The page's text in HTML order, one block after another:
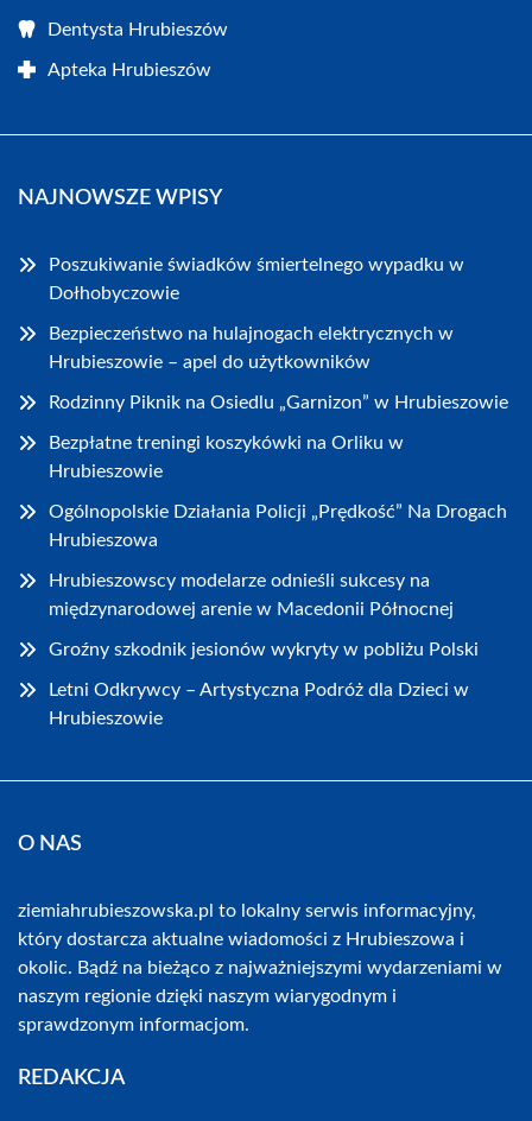
Dentysta Hrubieszów
Apteka Hrubieszów
NAJNOWSZE WPISY
Poszukiwanie świadków śmiertelnego wypadku w
Dołhobyczowie
Bezpieczeństwo na hulajnogach elektrycznych w
Hrubieszowie – apel do użytkowników
Rodzinny Piknik na Osiedlu „Garnizon” w Hrubieszowie
Bezpłatne treningi koszykówki na Orliku w
Hrubieszowie
Ogólnopolskie Działania Policji „Prędkość” Na Drogach
Hrubieszowa
Hrubieszowscy modelarze odnieśli sukcesy na
międzynarodowej arenie w Macedonii Północnej
Groźny szkodnik jesionów wykryty w pobliżu Polski
Letni Odkrywcy – Artystyczna Podróż dla Dzieci w
Hrubieszowie
O NAS
ziemiahrubieszowska.pl to lokalny serwis informacyjny,
który dostarcza aktualne wiadomości z Hrubieszowa i
okolic. Bądź na bieżąco z najważniejszymi wydarzeniami w
naszym regionie dzięki naszym wiarygodnym i
sprawdzonym informacjom.
REDAKCJA